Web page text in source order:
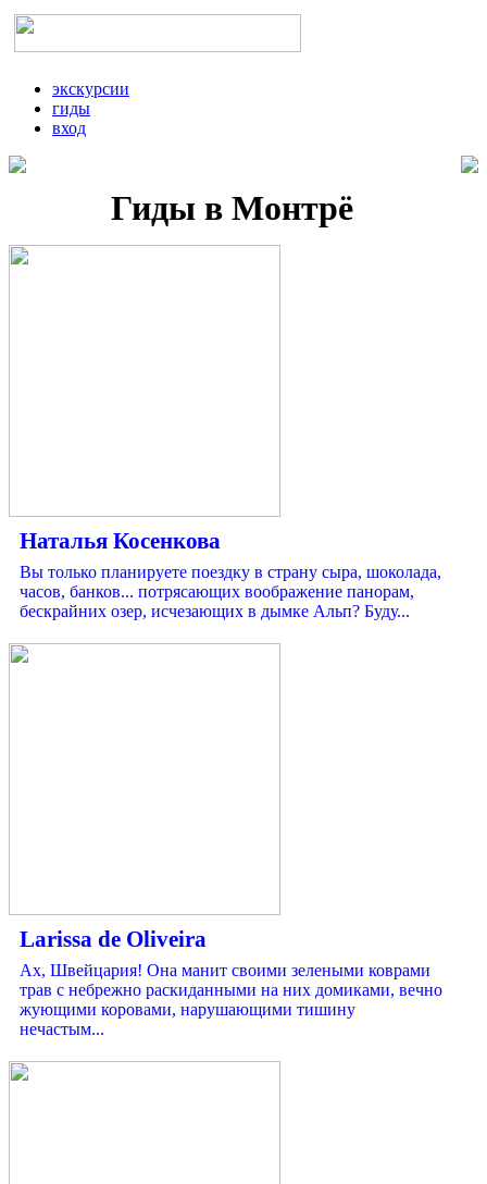
экскурсии
гиды
вход
Гиды в Монтрё
Наталья Косенкова
Вы только планируете поездку в страну сыра, шоколада,
часов, банков... потрясающих воображение панорам,
бескрайних озер, исчезающих в дымке Альп? Буду...
Larissa de Oliveira
Ах, Швейцария! Она манит своими зелеными коврами
трав с небрежно раскиданными на них домиками, вечно
жующими коровами, нарушающими тишину
нечастым...